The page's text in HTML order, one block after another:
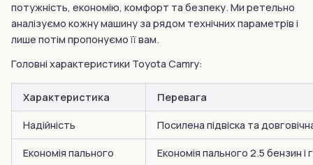
потужність, економію, комфорт та безпеку. Ми ретельно
аналізуємо кожну машину за рядом технічних параметрів і
лише потім пропонуємо її вам.
Головні характеристики Toyota Camry:
Характеристика Перевага
Надійність Посилена підвіска та
Економія пального Економія пального 2.5 бензин